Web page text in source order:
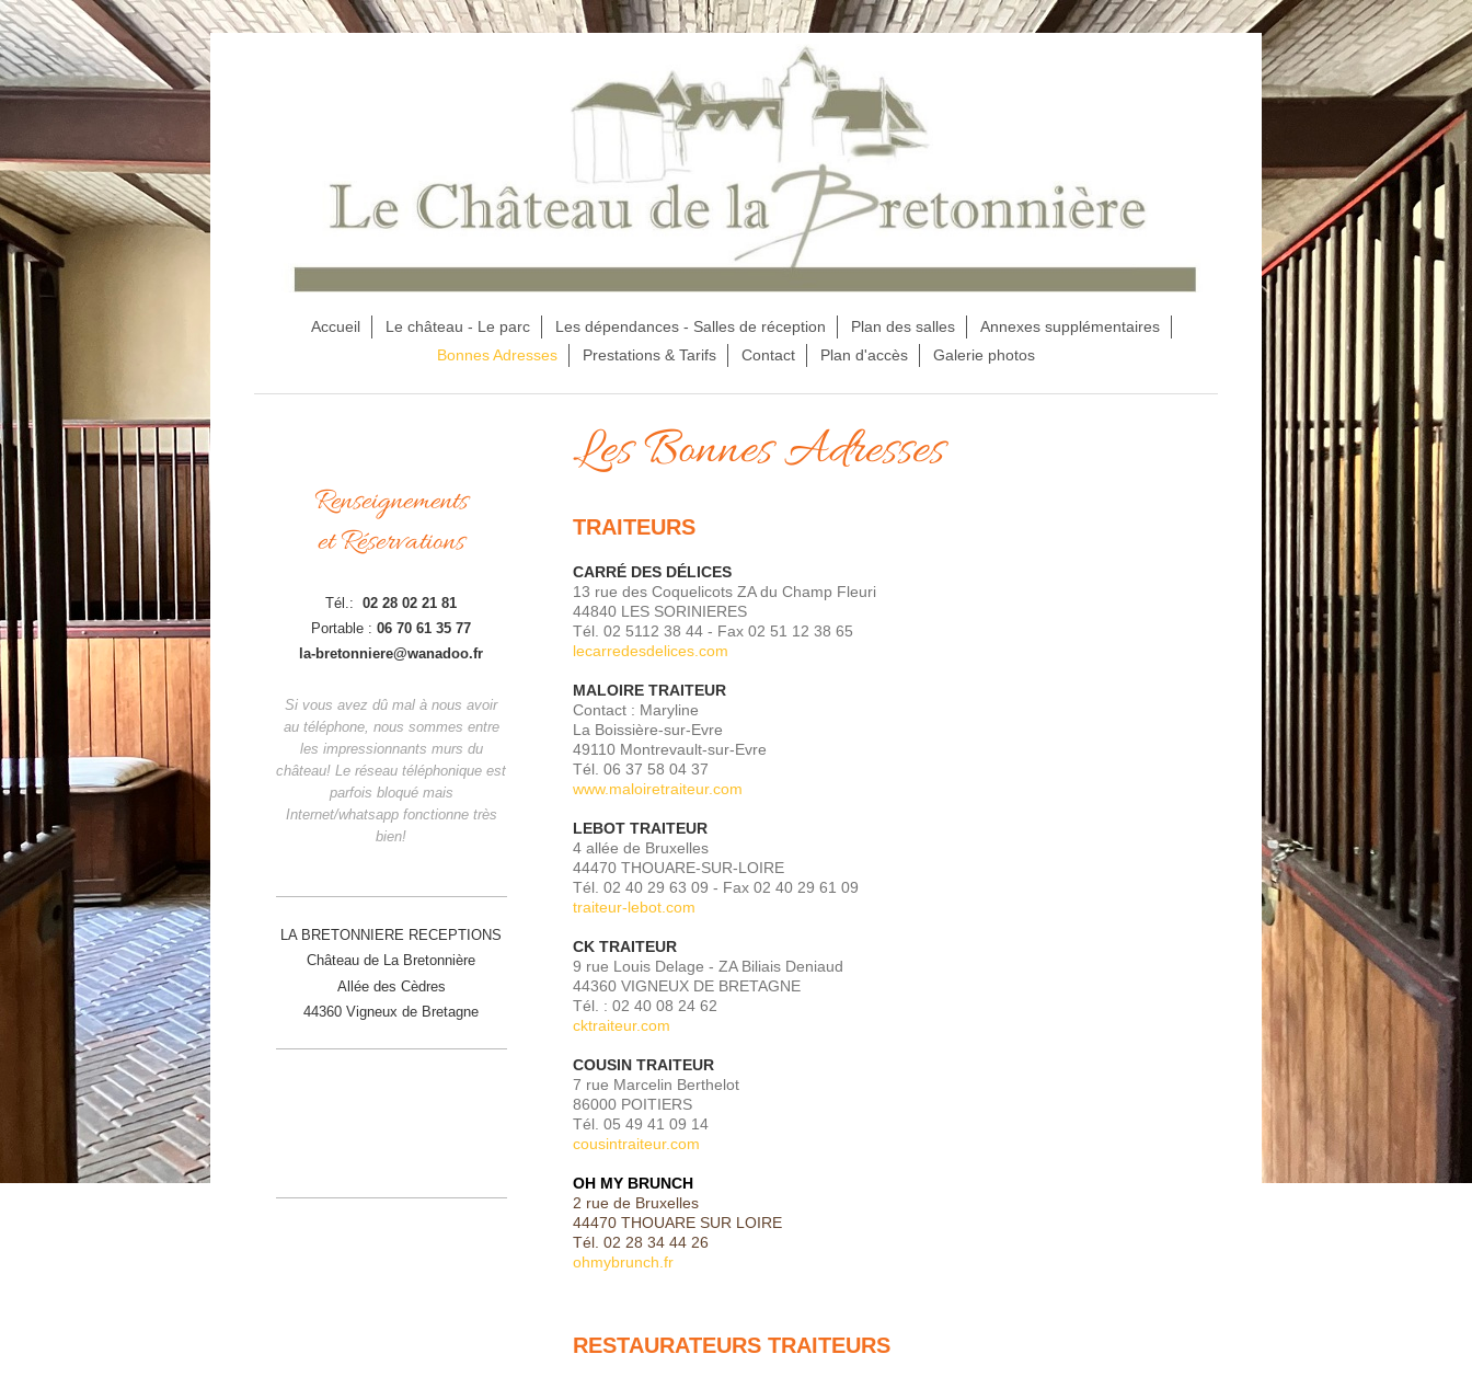
Accueil Le château - Le parc Les dépendances - Salles de réception Plan des salles
Annexes supplémentaires
Bonnes Adresses
Prestations & Tarifs Contact Plan d'accès Galerie photos
Les Bonnes Adresses
TRAITEURS
CARRÉ DES DÉLICES
13 rue des Coquelicots ZA du Champ Fleuri
44840 LES SORINIERES
Tél. 02 5112 38 44 - Fax 02 51 12 38 65
lecarredesdelices.com
MALOIRE TRAITEUR
Contact : Maryline
La Boissière-sur-Evre
49110 Montrevault-sur-Evre
Tél. 06 37 58 04 37
www.maloiretraiteur.com
LEBOT TRAITEUR
4 allée de Bruxelles
44470 THOUARE-SUR-LOIRE
Tél. 02 40 29 63 09 - Fax 02 40 29 61 09
traiteur-lebot.com
CK TRAITEUR
9 rue Louis Delage - ZA Biliais Deniaud
44360 VIGNEUX DE BRETAGNE
Tél. : 02 40 08 24 62
cktraiteur.com
COUSIN TRAITEUR
7 rue Marcelin Berthelot
86000 POITIERS
Tél. 05 49 41 09 14
cousintraiteur.com
OH MY BRUNCH
2 rue de Bruxelles
44470 THOUARE SUR LOIRE
Tél. 02 28 34 44 26
ohmybrunch.fr
RESTAURATEURS TRAITEURS
Renseignements
et Réservations
Tél.:02 28 02 21 81
Portable :06 70 61 35 77
la-bretonniere@wanadoo.fr
Si vous avez dû mal à nous avoir
au téléphone, nous sommes entre
les impressionnants murs du
château! Le réseau téléphonique est
parfois bloqué mais
Internet/whatsapp fonctionne très
bien!
LA BRETONNIERE RECEPTIONS
Château de La Bretonnière
Allée des Cèdres
44360 Vigneux de Bretagne